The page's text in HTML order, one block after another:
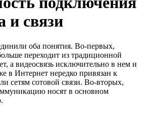
и связи
оба понятия. Во-первых,
переходит из традиционной
а видеосвязь исключительно в нем и
в Интернет нередко привязан к
сетям сотовой связи. Во-вторых,
носят в основном